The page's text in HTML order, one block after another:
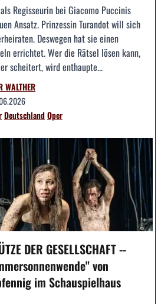
Regisseurin bei Giacomo Puccinis
Ansatz. Prinzessin Turandot will sich
Deswegen hat sie einen
errichtet. Wer die Rätsel lösen kann,
scheitert, wird enthaupte...
WALTHER
DeutschlandOper
DER GESELLSCHAFT --
von
im Schauspielhaus